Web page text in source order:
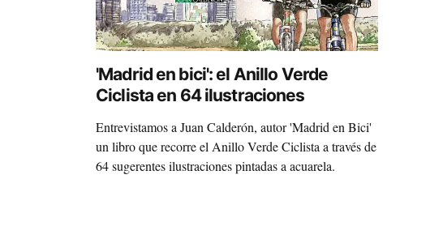
'Madrid en bici': el Anillo Verde
Ciclista en 64 ilustraciones
Entrevistamos a Juan Calderón, autor 'Madrid en Bici'
un libro que recorre el Anillo Verde Ciclista a través de
64 sugerentes ilustraciones pintadas a acuarela.